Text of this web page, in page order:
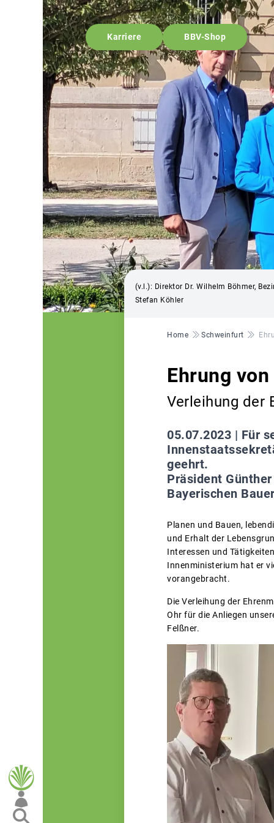
Karriere BBV-Shop
(v.l.): Direktor Dr. Wilhelm Böhmer,
Stefan Köhler
Pfadnavigation
Home Schweinfurt
Ehrung
Verleihung der
05.07.2023 | Für
geehrt.
Präsident
Bayerischen
Planen und Bauen,
und Erhalt der
Interessen und
Innenministerium hat er
vorangebracht.
Die Verleihung der
Ohr für die Anliegen
Felßner.